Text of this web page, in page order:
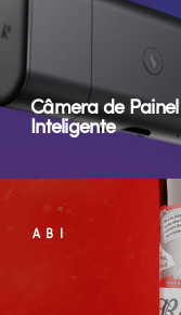
Câmera de Painel
Inteligente
ABI